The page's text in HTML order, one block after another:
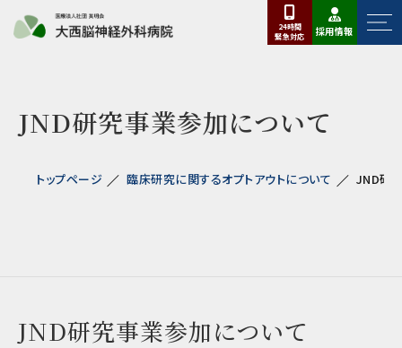
24時間
緊急対応 採用情報
JND研究事業参加について
トップページ 臨床研究に関するオプトアウトについて JND研
JND研究事業参加について